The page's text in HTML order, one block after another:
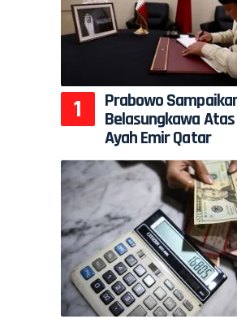
Prabowo
Belasungkawa
Ayah Emir Qatar